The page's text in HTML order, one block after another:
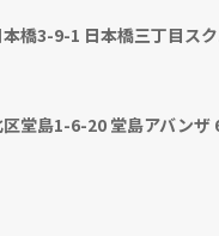
橋3-9-1 日本橋三丁目ス
堂島1-6-20 堂島アバンザ